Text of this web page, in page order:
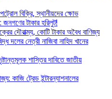
বিক্রি, স্থানীয়দের ক্ষোভ
জনগণের টাকার হরিলুট!
দৌরাত্ম্য, কোটি টাকার অবৈধ বাণিজ্য
নেত্রী নাজিবা নাহিদ খানের
শাস্তির দাবিতে জাতীয়
কাজি ট্রেড ইন্টারন্যাশনালের